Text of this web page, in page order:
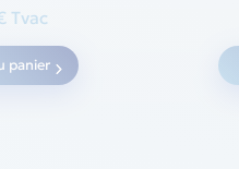
Tvac
panier